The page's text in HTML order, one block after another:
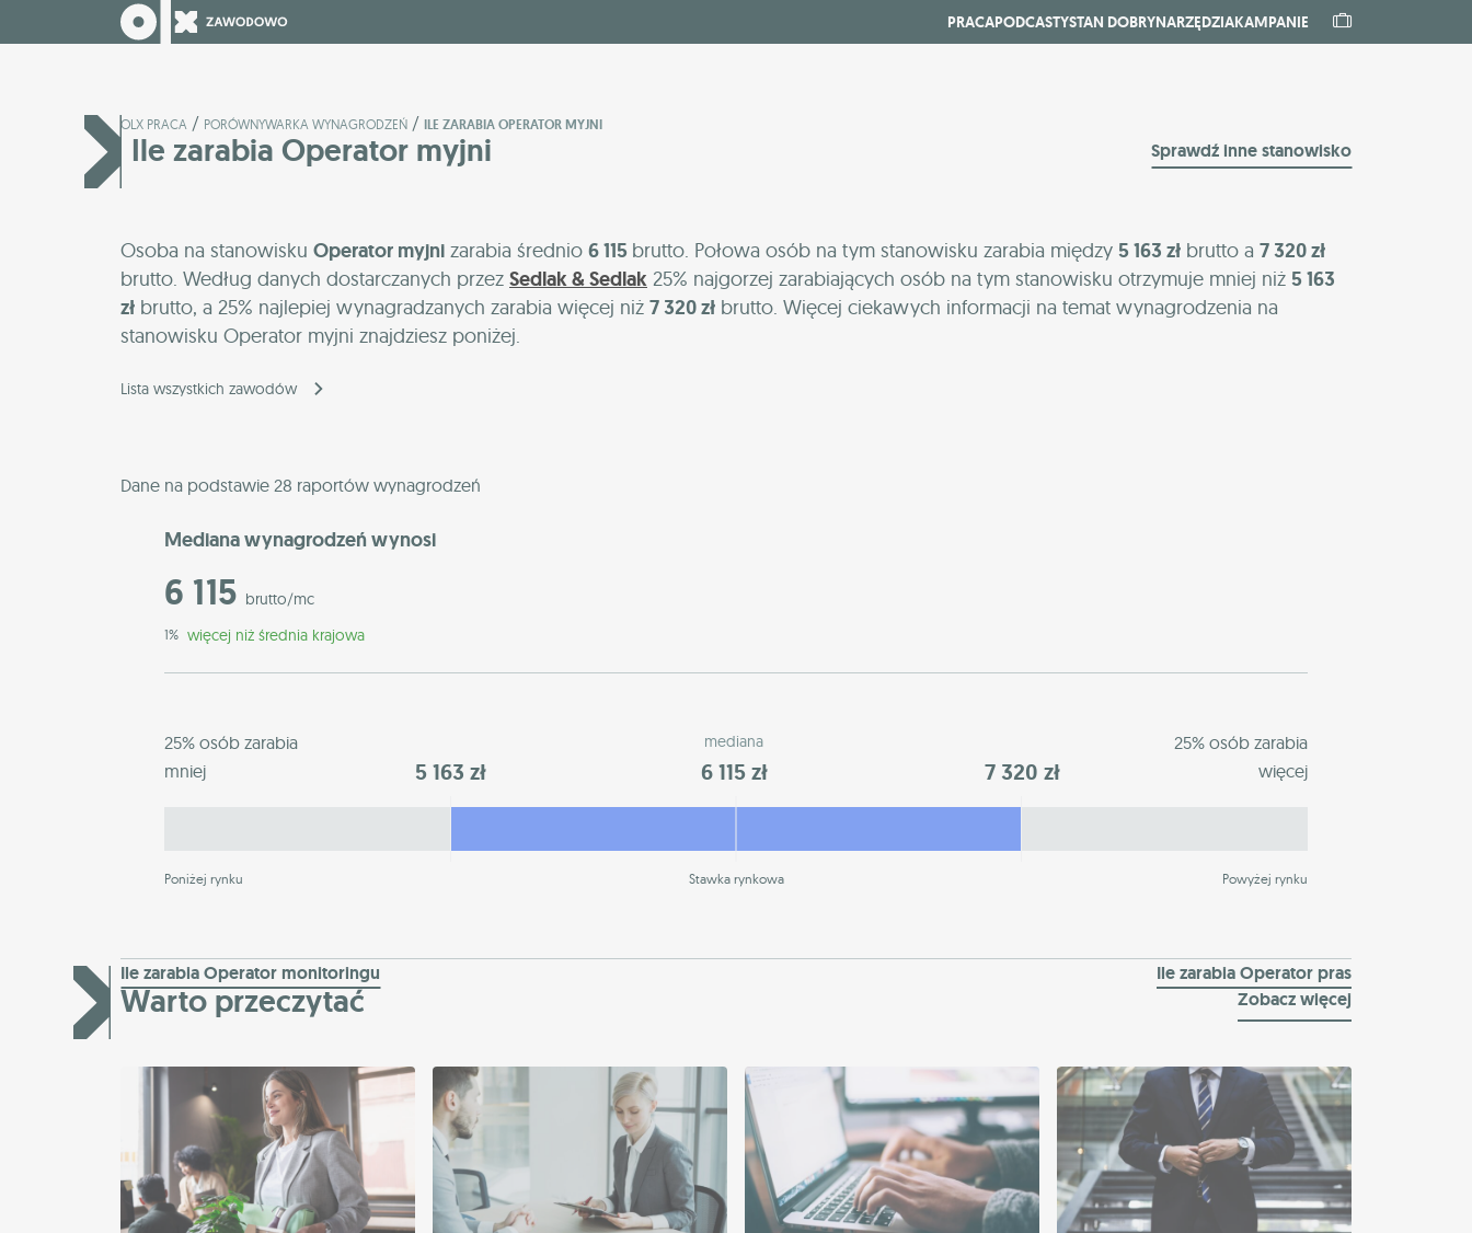
PRACAPODCASTYSTAN DOBRYNARZĘDZIAKAMPANIE
OLX PRACA / PORÓWNYWARKA WYNAGRODZEŃ / ILE ZARABIA OPERATOR MYJNI
Ile zarabia Operator myjni Sprawdź inne stanowisko
Osoba na stanowisku Operator myjni zarabia średnio 6 115 brutto. Połowa osób na tym stanowisku zarabia między 5 163 zł brutto a 7 320 zł
brutto. Według danych dostarczanych przez Sedlak & Sedlak 25% najgorzej zarabiających osób na tym stanowisku otrzymuje mniej niż 5 163
zł brutto, a 25% najlepiej wynagradzanych zarabia więcej niż 7 320 zł brutto. Więcej ciekawych informacji na temat wynagrodzenia na
stanowisku Operator myjni znajdziesz poniżej.
Lista wszystkich zawodów
Dane na podstawie 28 raportów wynagrodzeń
Mediana wynagrodzeń wynosi
6 115 brutto/mc
1% więcej niż średnia krajowa
25% osób zarabia
mniej
5 163 zł
mediana
6 115 zł 7 320 zł
25% osób zarabia
więcej
Poniżej rynku Stawka rynkowa Powyżej rynku
Ile zarabia Operator monitoringu Ile zarabia Operator pras
Warto przeczytać Zobacz więcej